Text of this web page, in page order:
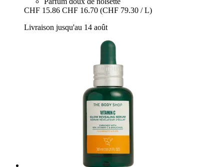
CHF 15.86 CHF 16.70 (CHF 79.30 / L)
Livraison jusqu'au 14 août